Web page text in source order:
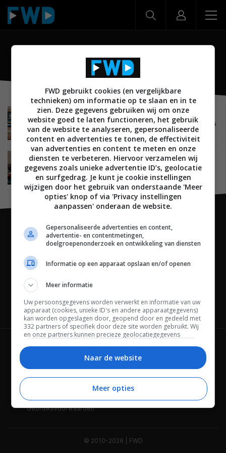
OLED48C46LA
NIEUWS BEELD OLED TV'S 18 JUNI 2024
LG 2024 oled tv line-up – B4, C4, G4 en M4 series
NIEUWS BEELD OLED TV'S 24 NOVEMBER 2023
Eerste details LG 2024 oled tv’s (B4, C4 en G4)
duiken op
Channels
Wie is FWD Privacybeleid
Adverteren Contact
Gebruiksvoorwaarden
© 2010-2026 | FWD
FWD gebruikt cookies (en vergelijkbare
technieken) om informatie op te slaan en in te
zien. Deze gegevens gebruiken wij om onze
website goed te laten functioneren, het gebruik
van de website te analyseren, gepersonaliseerde
content en advertenties te tonen, de effectiviteit
van advertenties en content te meten en onze
diensten te verbeteren. Hiervoor verzamelen wij
gegevens zoals unieke advertentie ID’s, geolocatie
en surfgedrag. Je kunt je cookie instellingen
wijzigen door het gebruik van onderstaande 'Meer
opties' knop of via 'Privacy instellingen
aanpassen' onderaan de website.
Gepersonaliseerde advertenties en content,
advertentie- en contentmetingen,
doelgroepenonderzoek en ontwikkeling van diensten
Informatie op een apparaat opslaan en/of openen
Meer informatie
Uw persoonsgegevens worden verwerkt en informatie van uw
apparaat (cookies, unieke ID's en andere apparaatgegevens)
kan worden opgeslagen door, geopend door en gedeeld met
332 partners of specifiek door deze site worden gebruikt. Wij
en onze partners kunnen precieze geolocatiegegevens
Bepaalde leveranciers kunnen uw persoonsgegevens
beheren. Zoek onderaan deze pagina of in het sitemenu naar
een link om uw toestemming te beheren of in te trekken via de
privacy- en cookie-instellingen.
Naar de website
Meer opties